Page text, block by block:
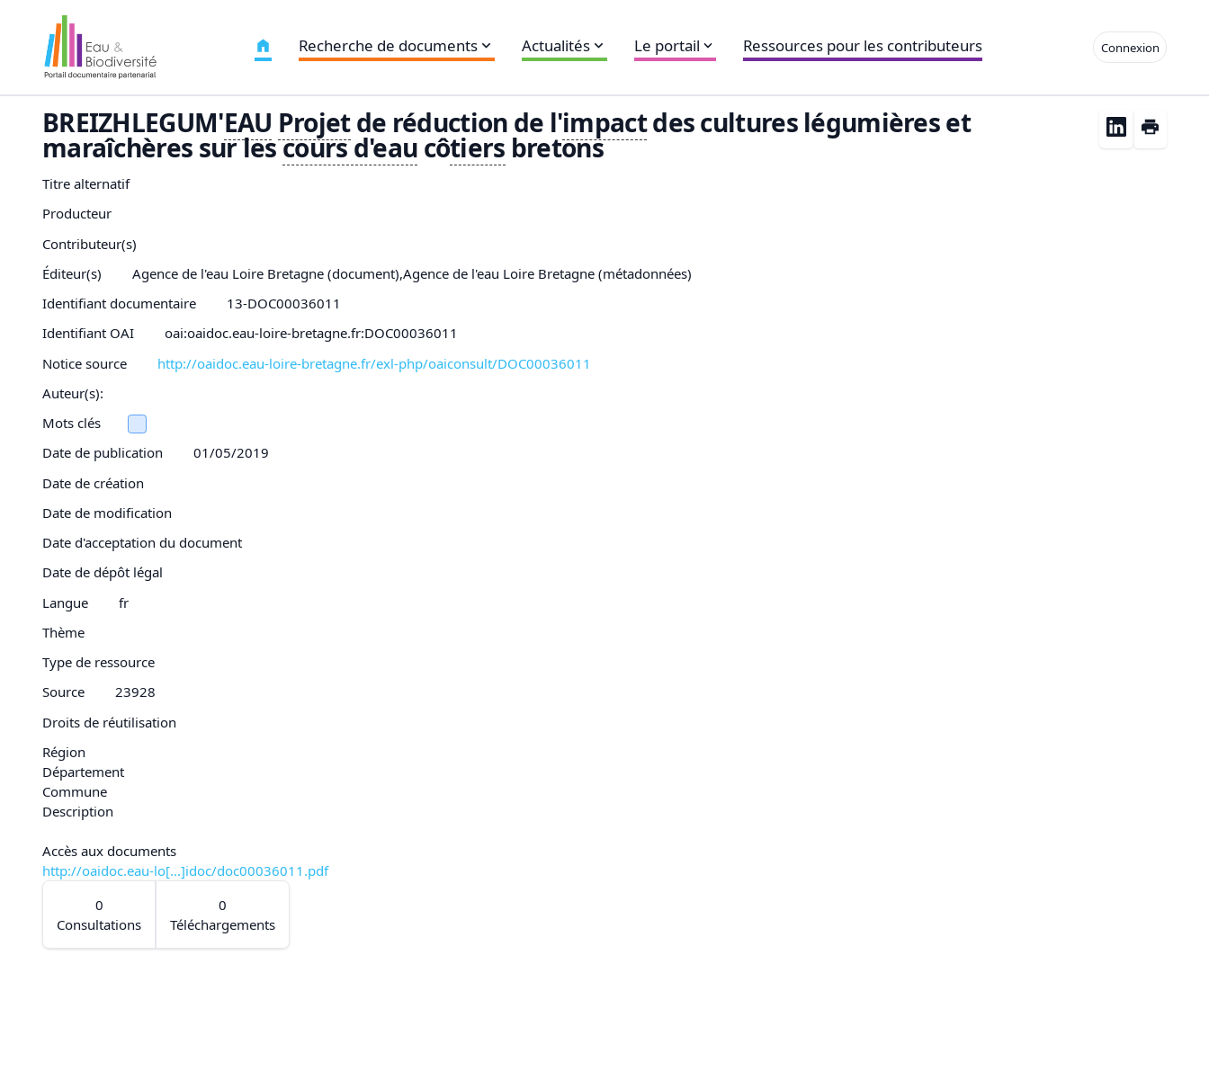
Connexion
Recherche de documents Actualités Le portail Ressources pour les contributeurs
BREIZHLEGUM'EAU Projetde réduction de l'impactdes cultures légumières et
maraîchères sur lescours d'eau côtiers bretons
Titre alternatif
Producteur
Contributeur(s)
Éditeur(s)
Agence de l'eau Loire Bretagne (document),Agence de l'eau Loire Bretagne (métadonnées)
Identifiant documentaire
13-DOC00036011
Identifiant OAI
oai:oaidoc.eau-loire-bretagne.fr:DOC00036011
Notice source
http://oaidoc.eau-loire-bretagne.fr/exl-php/oaiconsult/DOC00036011
Auteur(s):
Mots clés
Date de publication
01/05/2019
Date de création
Date de modification
Date d'acceptation du document
Date de dépôt légal
Langue
fr
Thème
Type de ressource
Source
23928
Droits de réutilisation
Région
Département
Commune
Description
Accès aux documents
http://oaidoc.eau-lo[...]idoc/doc00036011.pdf
0
Consultations
0
Téléchargements